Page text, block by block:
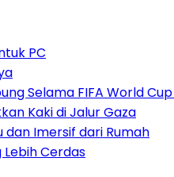
PC
Selama FIFA World
Kaki di Jalur Gaza
dan Imersif dari Rumah
Lebih Cerdas